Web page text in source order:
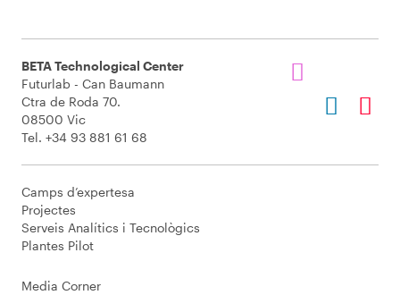
BETA Technological Center
Futurlab - Can Baumann
Ctra de Roda 70.
08500 Vic
Tel. +34 93 881 61 68
Camps d’expertesa
Projectes
Serveis Analítics i Tecnològics
Plantes Pilot
Media Corner